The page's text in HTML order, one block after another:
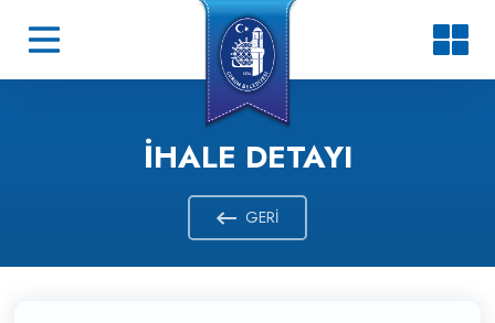
İHALE DETAYI
GERI